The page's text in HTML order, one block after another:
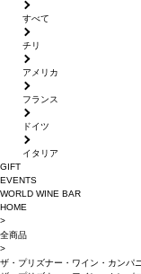
すべて
チリ
アメリカ
フランス
ドイツ
イタリア
GIFT
EVENTS
WORLD WINE BAR
HOME
>
全商品
>
ザ・プリズナー・ワイン・カンパ